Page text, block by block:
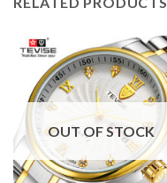
OUT OF STOCK